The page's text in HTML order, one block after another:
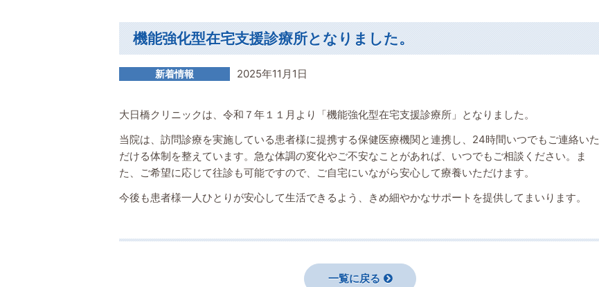
機能強化型在宅支援診療所となりました。
新着情報 2025年11月1日
大日橋クリニックは、令和７年１１月より「機能強化型在宅支援診療所」となりました。
当院は、訪問診療を実施している患者様に提携する保健医療機関と連携し、24時間いつでもご連絡いた
だける体制を整えています。急な体調の変化やご不安なことがあれば、いつでもご相談ください。ま
た、ご希望に応じて往診も可能ですので、ご自宅にいながら安心して療養いただけます。
今後も患者様一人ひとりが安心して生活できるよう、きめ細やかなサポートを提供してまいります。
一覧に戻る